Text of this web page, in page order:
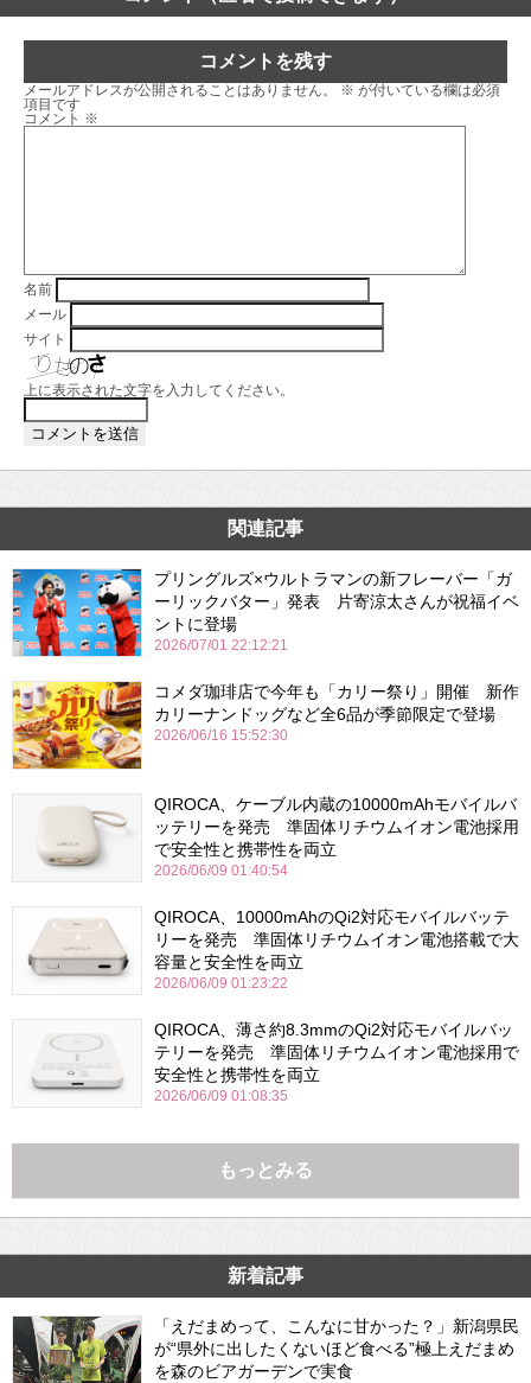
コメントを残す
メールアドレスが公開されることはありません。 ※ が付いている欄は必須
項目です
コメント ※
名前
メール
サイト
上に表示された文字を入力してください。
関連記事
プリングルズ×ウルトラマンの新フレーバー「ガ
ーリックバター」発表 片寄涼太さんが祝福イベ
ントに登場
2026/07/01 22:12:21
コメダ珈琲店で今年も「カリー祭り」開催 新作
カリーナンドッグなど全6品が季節限定で登場
2026/06/16 15:52:30
QIROCA、ケーブル内蔵の10000mAhモバイルバ
ッテリーを発売 準固体リチウムイオン電池採用
で安全性と携帯性を両立
2026/06/09 01:40:54
QIROCA、10000mAhのQi2対応モバイルバッテ
リーを発売 準固体リチウムイオン電池搭載で大
容量と安全性を両立
2026/06/09 01:23:22
QIROCA、薄さ約8.3mmのQi2対応モバイルバッ
テリーを発売 準固体リチウムイオン電池採用で
安全性と携帯性を両立
2026/06/09 01:08:35
もっとみる
新着記事
「えだまめって、こんなに甘かった？」新潟県民
が“県外に出したくないほど食べる”極上えだまめ
を森のビアガーデンで実食